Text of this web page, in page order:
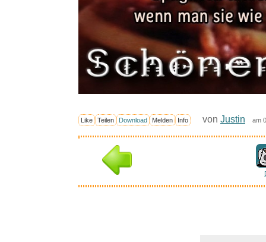
Like Teilen Download Melden Info von Justin am